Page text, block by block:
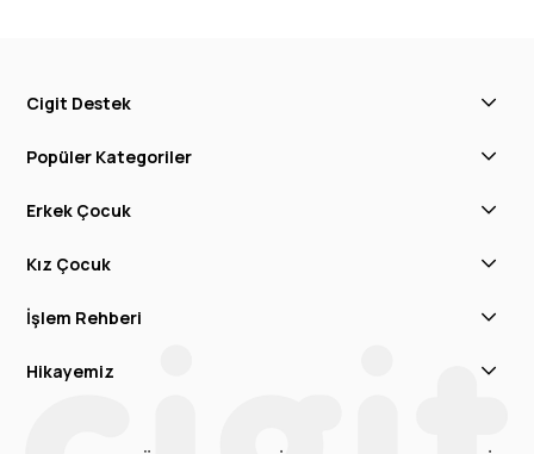
Cigit Destek
Popüler Kategoriler
Erkek Çocuk
Kız Çocuk
İşlem Rehberi
Hikayemiz